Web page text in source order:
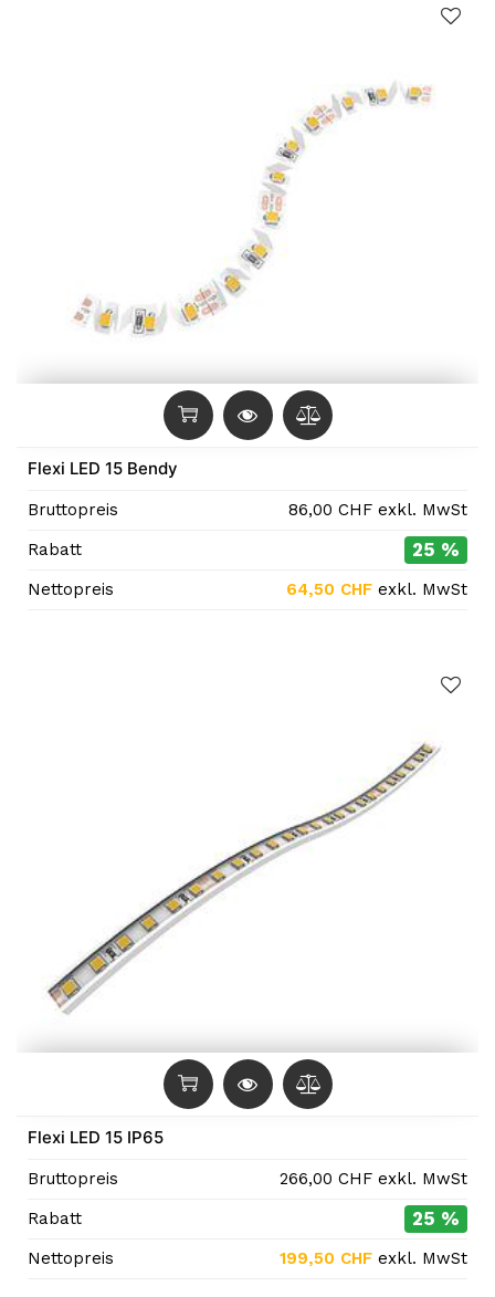
Flexi LED 15 Bendy
Bruttopreis 86,00 CHF exkl. MwSt
Rabatt
25 %
Nettopreis 64,50 CHF exkl. MwSt
Flexi LED 15 IP65
Bruttopreis 266,00 CHF exkl. MwSt
Rabatt
25 %
Nettopreis 199,50 CHF exkl. MwSt